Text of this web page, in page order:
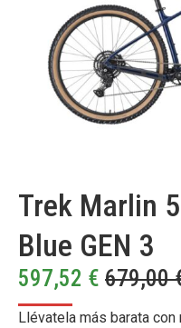
Trek Marlin
Blue GEN 3
597,52 € 679,00
Llévatela más barata